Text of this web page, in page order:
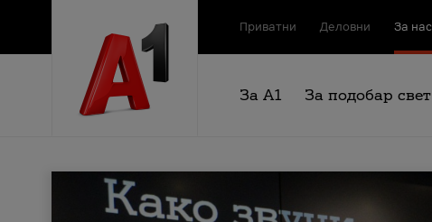
Приватни Деловни За нас
За А1 За подобар свет